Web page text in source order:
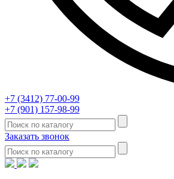
+7 (3412) 77-00-99
+7 (901) 157-98-99
Заказать звонок